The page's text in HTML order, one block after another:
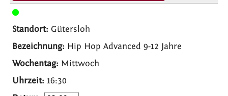
Gütersloh
Hip Hop Advanced 9-12 Jahre
Mittwoch
16:30